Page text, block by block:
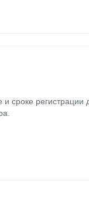
сроке регистрации